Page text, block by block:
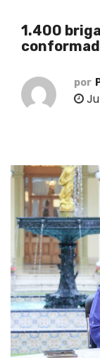
1.400
por